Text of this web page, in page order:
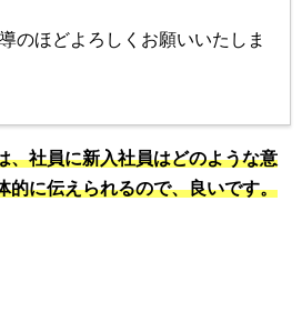
のほどよろしくお願いいたしま
、社員に新入社員はどのような意
的に伝えられるので、良いです。